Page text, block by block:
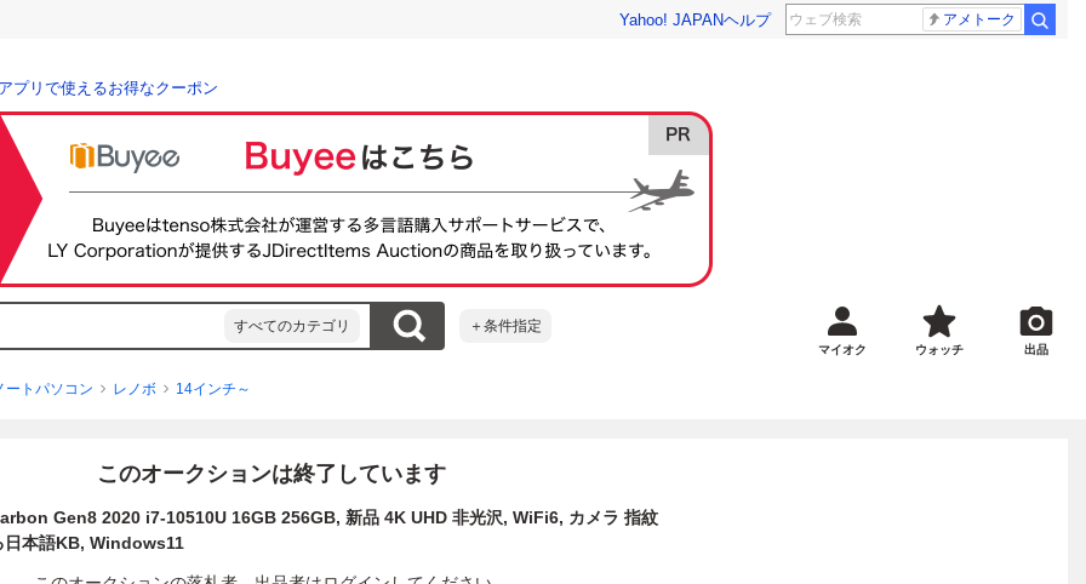
Yahoo! JAPANヘルプ アメトーク
プリで使えるお得なクーポン
すべてのカテゴリ ＋条件指定
マイオク ウォッチ 出品
ートパソコン レノボ 14インチ～
このオークションは終了しています
Gen8 2020 i7-10510U 16GB 256GB, 新品 4K UHD 非光沢, WiFi6, カメラ 指紋
本語KB, Windows11